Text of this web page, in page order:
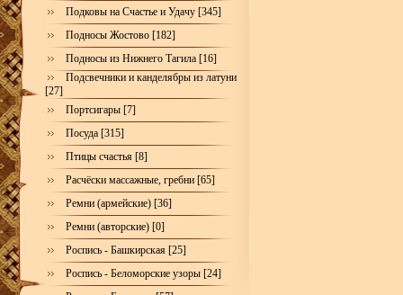
Подковы на Счастье и Удачу [345]
Подносы Жостово [182]
Подносы из Нижнего Тагила [16]
Подсвечники и канделябры из латуни
[27]
Портсигары [7]
Посуда [315]
Птицы счастья [8]
Расчёски массажные, гребни [65]
Ремни (армейские) [36]
Ремни (авторские) [0]
Роспись - Башкирская [25]
Роспись - Беломорские узоры [24]